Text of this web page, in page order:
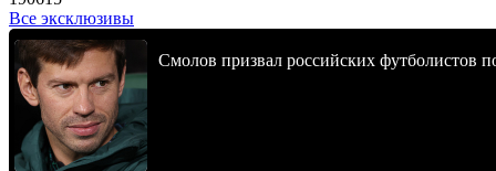
Все эксклюзивы
Смолов призвал российских футболистов